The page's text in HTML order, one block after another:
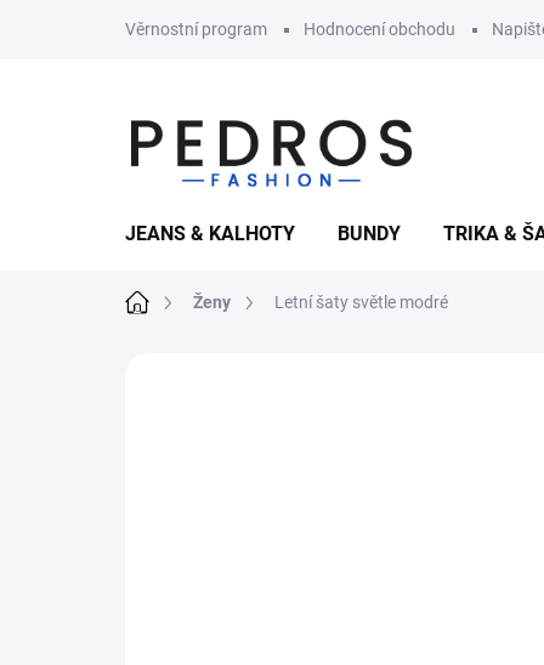
Věrnostní program Hodnocení obchodu
JEANS & KALHOTY BUNDY TRIKA &
Domů Ženy Letní šaty světle modré